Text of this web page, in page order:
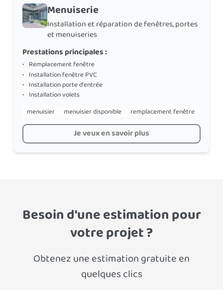
Menuiserie
Installation et réparation de fenêtres, portes
et menuiseries
Prestations principales :
• Remplacement fenêtre
• Installation fenêtre PVC
• Installation porte d'entrée
• Installation volets
menuisier
menuisier disponible remplacement fenêtre
Je veux en savoir plus
Besoin d'une estimation pour
votre projet ?
Obtenez une estimation gratuite en
quelques clics